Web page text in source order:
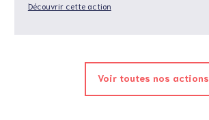
Découvrir cette action
Voir toutes nos actions